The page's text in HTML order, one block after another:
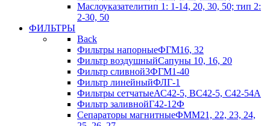
Маслоуказателитип 1: 1-14, 20, 30, 50; тип 2:
2-30, 50
ФИЛЬТРЫ
Back
Фильтры напорныеФГМ16, 32
Фильтр воздушныйСапуны 10, 16, 20
Фильтр сливной3ФГМ1-40
Фильтр линейныйФЛГ-1
Фильтры сетчатыеАС42-5, ВС42-5, С42-54А
Фильтр заливнойГ42-12Ф
Сепараторы магнитныеФММ21, 22, 23, 24,